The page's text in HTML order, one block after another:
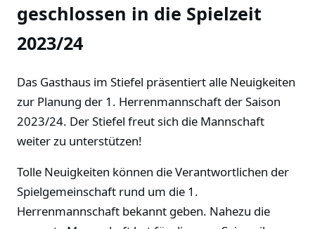
geschlossen in die Spielzeit
2023/24
Das Gasthaus im Stiefel präsentiert alle Neuigkeiten
zur Planung der 1. Herrenmannschaft der Saison
2023/24. Der Stiefel freut sich die Mannschaft
weiter zu unterstützen!
Tolle Neuigkeiten können die Verantwortlichen der
Spielgemeinschaft rund um die 1.
Herrenmannschaft bekannt geben. Nahezu die